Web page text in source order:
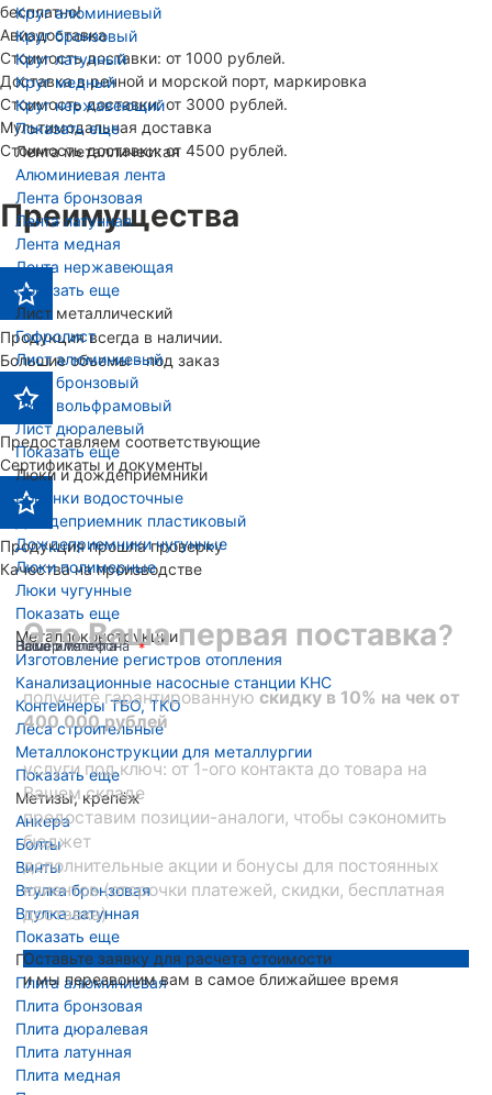
Круг алюминиевый
Круг бронзовый
Круг латунный
Круг медный
Круг нержавеющий
Показать еще
Лента металлическая
Алюминиевая лента
Лента бронзовая
Лента латунная
Лента медная
Лента нержавеющая
Показать еще
Лист металлический
Гофролист
Лист алюминиевый
Лист бронзовый
Лист вольфрамовый
Лист дюралевый
Показать еще
Люки и дождеприемники
Воронки водосточные
Дождеприемник пластиковый
Дождеприемники чугунные
Люки полимерные
Люки чугунные
Показать еще
Металлоконструкции
Изготовление регистров отопления
Канализационные насосные станции КНС
Контейнеры ТБО, ТКО
Леса строительные
Металлоконструкции для металлургии
Показать еще
Метизы, крепёж
Анкера
Болты
Винты
Втулка бронзовая
Втулка латунная
Показать еще
Плита металлическая
Плита алюминиевая
Плита бронзовая
Плита дюралевая
Плита латунная
Плита медная
бесплатно!
Авиадоставка
Стоимость доставки: от 1000 рублей.
Доставка в речной и морской порт, маркировка
Стоимость доставки: от 3000 рублей.
Мультимодальная доставка
Стоимость доставки: от 4500 рублей.
Преимущества
Продукция всегда в наличии.
Большие объемы - под заказ
Предоставляем соответствующие
Сертификаты и документы
Продукция прошла проверку
Качества на производстве
Это Ваша первая поставка?
получите гарантированную скидку в 10% на чек от
400 000 рублей
услуги под ключ: от 1-ого контакта до товара на
Вашем складе
предоставим позиции-аналоги, чтобы сэкономить
бюджет
дополнительные акции и бонусы для постоянных
клиентов (отсрочки платежей, скидки, бесплатная
доставка)
Оставьте заявку для расчета стоимости
и мы перезвоним вам в самое ближайшее время
Ваше имя
Номер телефона
Ваша эл. почта